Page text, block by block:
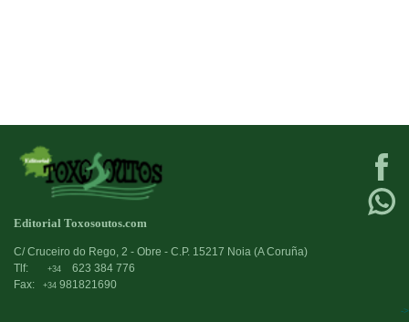
Editorial Toxosoutos.com
C/ Cruceiro do Rego, 2 - Obre - C.P. 15217 Noia (A Coruña)
Tlf:
+34
623 384 776
Fax:
+34 981821690
->